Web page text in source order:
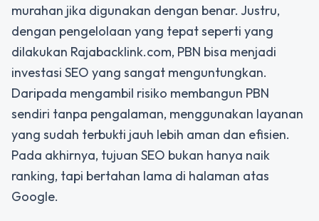
murahan jika digunakan dengan benar. Justru,
dengan pengelolaan yang tepat seperti yang
dilakukan Rajabacklink.com, PBN bisa menjadi
investasi SEO yang sangat menguntungkan.
Daripada mengambil risiko membangun PBN
sendiri tanpa pengalaman, menggunakan layanan
yang sudah terbukti jauh lebih aman dan efisien.
Pada akhirnya, tujuan SEO bukan hanya naik
ranking, tapi bertahan lama di halaman atas
Google.